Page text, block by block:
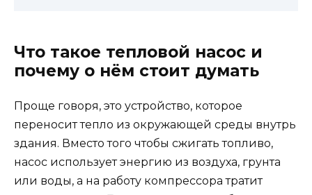
Что такое тепловой насос и
почему о нём стоит думать
Проще говоря, это устройство, которое
переносит тепло из окружающей среды внутрь
здания. Вместо того чтобы сжигать топливо,
насос использует энергию из воздуха, грунта
или воды, а на работу компрессора тратит